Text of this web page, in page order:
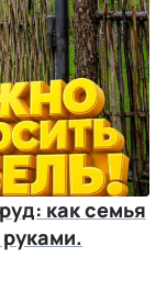
как семья